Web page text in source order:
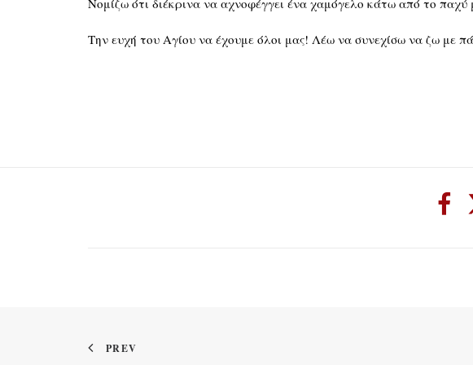
Νομίζω ότι διέκρινα να αχνοφέγγει ένα χαμόγελο κάτω από το παχύ
Την ευχή του Αγίου να έχουμε όλοι μας! Λέω να συνεχίσω να ζω με
PREV